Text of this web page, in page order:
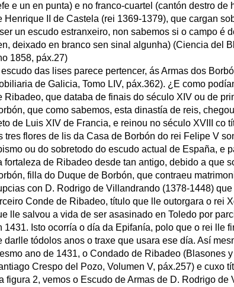
e un en punta) e no franco-cuartel (cantón destro de
Henrique II de Castela (rei 1369-1379), que cargan
un escudo estranxeiro, non sabemos si o campo é
deixado en branco sen sinal algunha) (Ciencia del
1858, páx.27)
das lises parece pertencer, ás Armas dos
de Galicia, Tomo LIV, páx.362). ¿E como
Ribadeo, que databa de finais do século XIV ou de
que como sabemos, esta dinastía de reis,
de Luis XIV de Francia, e reinou no século XVIII co
tres flores de lis da Casa de Borbón do rei Felipe V
ou do sobretodo do escudo actual de España, e
fortaleza de Ribadeo desde tan antigo, debido a que
filla do Duque de Borbón, que contraeu
con D. Rodrigo de Villandrando (1378-1448)
Conde de Ribadeo, título que lle outorgara o rei
lle salvou a vida de ser asasinado en Toledo por
1431. Isto ocorría o día da Epifanía, polo que o rei lle
darlle tódolos anos o traxe que usara ese día. Así
ano de 1431, o Condado de Ribadeo (Blasones
Crespo del Pozo, Volumen V, páx.257) e cuxo
figura 2, vemos o Escudo de Armas de D. Rodrigo